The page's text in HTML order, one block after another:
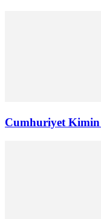
Cumhuriyet Kimin